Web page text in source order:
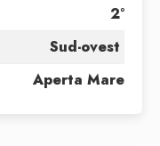
2°
Sud-ovest
Aperta Mare